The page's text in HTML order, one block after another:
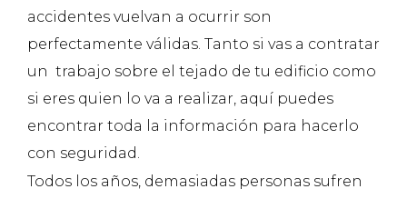
accidentes vuelvan a ocurrir son
perfectamente válidas. Tanto si vas a contratar
un trabajo sobre el tejado de tu edificio como
si eres quien lo va a realizar, aquí puedes
encontrar toda la información para hacerlo
con seguridad.
Todos los años, demasiadas personas sufren